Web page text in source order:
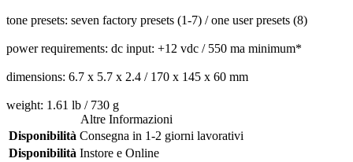
tone presets: seven factory presets (1-7) / one user presets (8)
power requirements: dc input: +12 vdc / 550 ma minimum*
dimensions: 6.7 x 5.7 x 2.4 / 170 x 145 x 60 mm
weight: 1.61 lb / 730 g
Altre Informazioni
Disponibilità Consegna in 1-2 giorni lavorativi
Disponibilità Instore e Online